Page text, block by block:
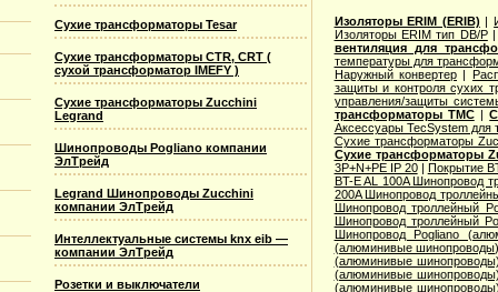
Сухие трансформаторы Tesar
Сухие трансформаторы CTR, CRT (
сухой трансформатор IMEFY )
Сухие трансформаторы Zucchini
Legrand
Шинопроводы Pogliano компании
ЭлТрейд
Legrand Шинопроводы Zucchini
компании ЭлТрейд
Интеллектуальные системы knx eib —
компании ЭлТрейд
Розетки и выключатели
Изоляторы ERIM (ERIB) |
Изоляторы ERIM тип DB/P
вентиляция для
температуры для
Наружный конвертер |
защиты и контроля сухих
управления/защиты
трансформаторы TMC|
Аксессуары TecSystem для
Сухие трансформаторы
Сухие трансформаторы
3P+N+PE IP 20| Покрытие
BT-E AL 100A Шинопровод
200A Шинопровод
Шинопровод троллейный
Шинопровод троллейный
Шинопровод Pogliano
(алюминивые
(алюминивые
(алюминивые
(алюминивые